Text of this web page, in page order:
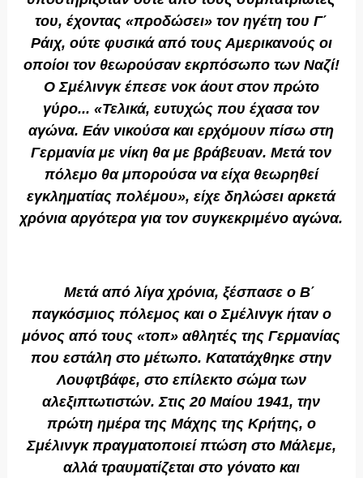
του, έχοντας «προδώσει» τον ηγέτη του Γ΄
Ράιχ, ούτε φυσικά από τους Αμερικανούς οι
οποίοι τον θεωρούσαν εκρπόσωπο των Ναζί!
Ο Σμέλινγκ έπεσε νοκ άουτ στον πρώτο
γύρο... «Τελικά, ευτυχώς που έχασα τον
αγώνα. Εάν νικούσα και ερχόμουν πίσω στη
Γερμανία με νίκη θα με βράβευαν. Μετά τον
πόλεμο θα μπορούσα να είχα θεωρηθεί
εγκληματίας πολέμου», είχε δηλώσει αρκετά
χρόνια αργότερα για τον συγκεκριμένο αγώνα.
Μετά από λίγα χρόνια, ξέσπασε ο Β΄
παγκόσμιος πόλεμος και ο Σμέλινγκ ήταν ο
μόνος από τους «τοπ» αθλητές της Γερμανίας
που εστάλη στο μέτωπο. Κατατάχθηκε στην
Λουφτβάφε, στο επίλεκτο σώμα των
αλεξιπτωτιστών. Στις 20 Μαίου 1941, την
πρώτη ημέρα της Μάχης της Κρήτης, ο
Σμέλινγκ πραγματοποιεί πτώση στο Μάλεμε,
αλλά τραυματίζεται στο γόνατο και